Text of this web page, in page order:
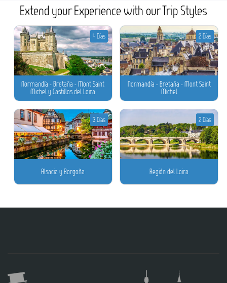
Extend your Experience with our Trip Styles
Normandía - Bretaña - Mont Saint
Michel y Castillos del Loira
4 Días
Normandía - Bretaña - Mont Saint
Michel
2 Días
Alsacia y Borgoña
3 Días
Región del Loira
2 Días